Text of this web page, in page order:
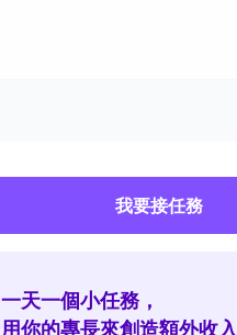
我要接任務
一天一個小任務，
用你的專長來創造額外收入